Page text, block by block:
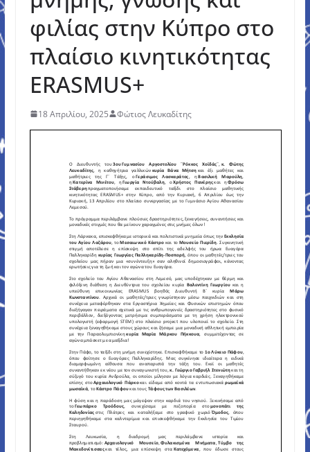
φιλίας στην Κύπρο στο
πλαίσιο κινητικότητας
ERASMUS+
18 Απριλίου, 2025 Φώτιος Λευκαδίτης